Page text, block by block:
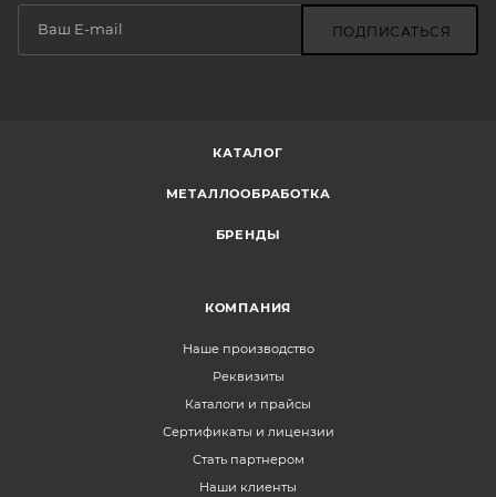
ПОДПИСАТЬСЯ
КАТАЛОГ
МЕТАЛЛООБРАБОТКА
БРЕНДЫ
КОМПАНИЯ
Наше производство
Реквизиты
Каталоги и прайсы
Сертификаты и лицензии
Стать партнером
Наши клиенты